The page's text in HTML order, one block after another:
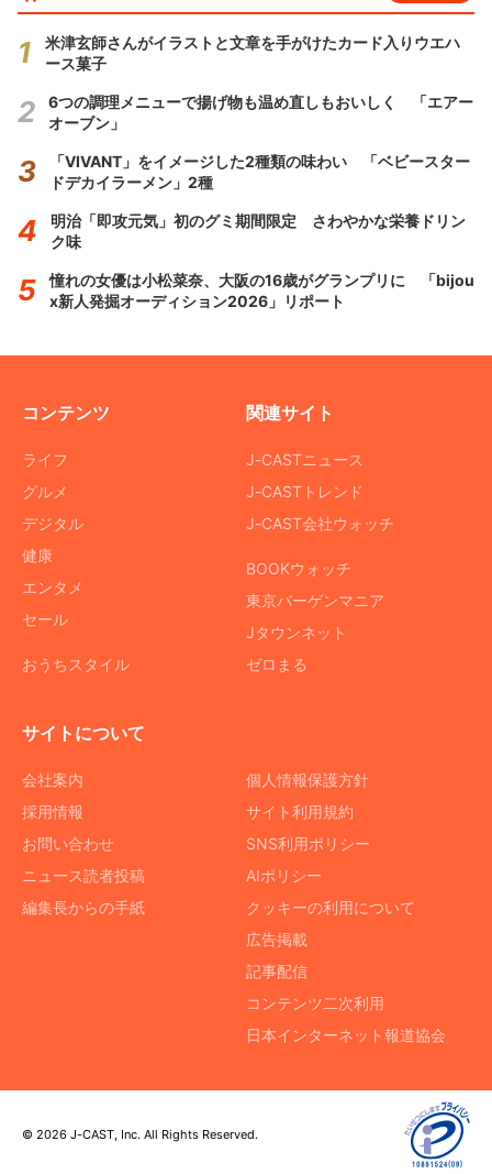
米津玄師さんがイラストと文章を手がけたカード入りウエハ
ース菓子
6つの調理メニューで揚げ物も温め直しもおいしく 「エアー
オーブン」
「VIVANT」をイメージした2種類の味わい 「ベビースター
ドデカイラーメン」2種
明治「即攻元気」初のグミ期間限定 さわやかな栄養ドリン
ク味
憧れの女優は小松菜奈、大阪の16歳がグランプリに 「bijou
x新人発掘オーディション2026」リポート
コンテンツ
ライフ
グルメ
デジタル
健康
エンタメ
セール
おうちスタイル
関連サイト
J-CASTニュース
J-CASTトレンド
J-CAST会社ウォッチ
BOOKウォッチ
東京バーゲンマニア
Jタウンネット
ゼロまる
サイトについて
会社案内
採用情報
お問い合わせ
ニュース読者投稿
編集長からの手紙
個人情報保護方針
サイト利用規約
SNS利用ポリシー
AIポリシー
クッキーの利用について
広告掲載
記事配信
コンテンツ二次利用
日本インターネット報道協会
© 2026 J-CAST, Inc. All Rights Reserved.